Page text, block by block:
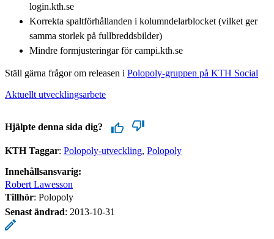
login.kth.se
Korrekta spaltförhållanden i kolumndelarblocket (vilket ger
samma storlek på fullbreddsbilder)
Mindre formjusteringar för campi.kth.se
Ställ gärna frågor om releasen i Polopoly-gruppen på KTH Social
Aktuellt utvecklingsarbete
Hjälpte denna sida dig?
KTH Taggar: Polopoly-utveckling Polopoly
Innehållsansvarig:
Robert Lawesson
Tillhör: Polopoly
Senast ändrad: 2013-10-31